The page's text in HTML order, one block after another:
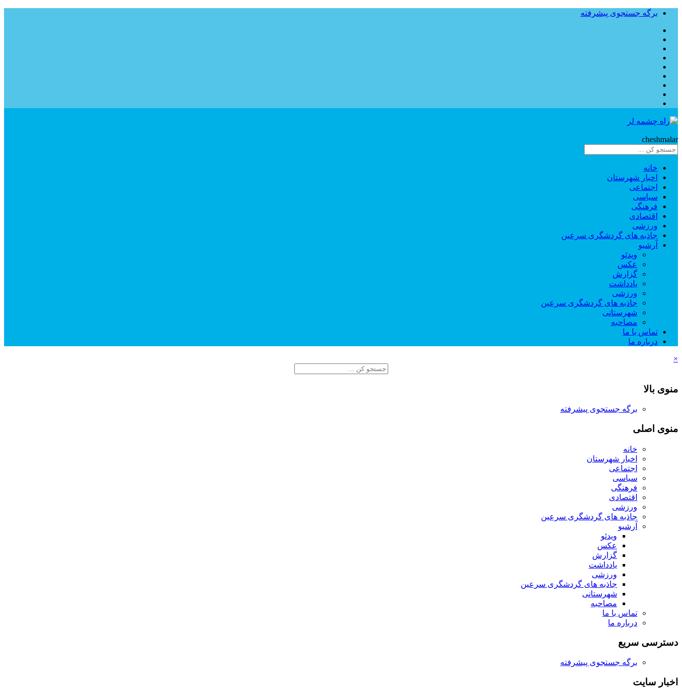
برگه جستجوی پیشرفته
cheshmalar
خانه
اخبار شهرستان
اجتماعی
سیاسی
فرهنگی
اقتصادی
ورزشی
جاذبه های گردشگری سرعین
آرشیو
ویدئو
عکس
گزارش
یادداشت
ورزشی
جاذبه های گردشگری سرعین
شهرستانی
مصاحبه
تماس با ما
درباره ما
×
منوی بالا
برگه جستجوی پیشرفته
منوی اصلی
خانه
اخبار شهرستان
اجتماعی
سیاسی
فرهنگی
اقتصادی
ورزشی
جاذبه های گردشگری سرعین
آرشیو
ویدئو
عکس
گزارش
یادداشت
ورزشی
جاذبه های گردشگری سرعین
شهرستانی
مصاحبه
تماس با ما
درباره ما
دسترسی سریع
برگه جستجوی پیشرفته
اخبار سایت